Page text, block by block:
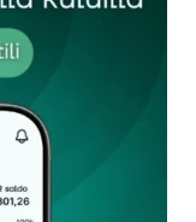
Pakolliset